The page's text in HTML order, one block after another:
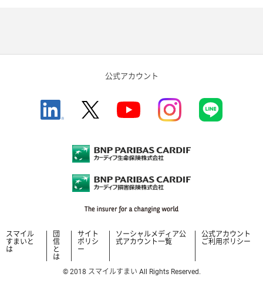
公式アカウント
スマイル
すまいと
は
団
信
と
は
サイト
ポリシ
ー
ソーシャルメディア公
式アカウント一覧
公式アカウント
ご利用ポリシー
© 2018 スマイルすまい All Rights Reserved.